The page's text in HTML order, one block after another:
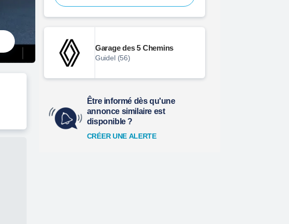
Garage des 5 Chemins
Guidel (56)
Être informé dès qu'une
annonce similaire est
disponible ?
CRÉER UNE ALERTE